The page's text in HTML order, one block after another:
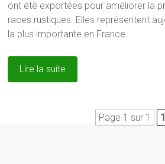
ont été exportées pour améliorer la
races rustiques. Elles représentent
la plus importante en France.
Lire la suite
Page 1 sur 1 1